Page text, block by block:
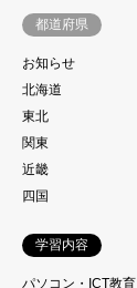
都道府県
お知らせ
北海道
東北
関東
近畿
四国
学習内容
パソコン・ICT教育